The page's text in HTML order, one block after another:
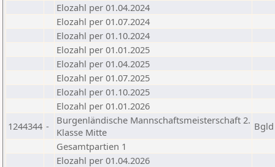
Elozahl per 01.04.2024
Elozahl per 01.07.2024
Elozahl per 01.10.2024
Elozahl per 01.01.2025
Elozahl per 01.04.2025
Elozahl per 01.07.2025
Elozahl per 01.10.2025
Elozahl per 01.01.2026
1244344 -
Burgenländische Mannschaftsmeisterschaft 2.
Klasse Mitte
Bgld
Gesamtpartien 1
Elozahl per 01.04.2026